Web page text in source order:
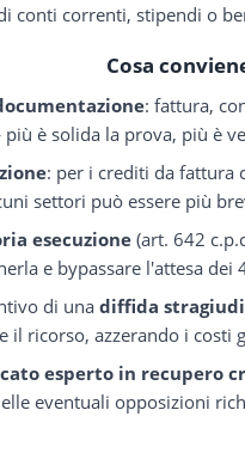
conti correnti, stipendi o
Cosa
: fattura,
è solida la prova, più è
: per i crediti da fattura
settori può essere più
esecuzione (art. 642
e bypassare l'attesa dei
di unadiffida
il ricorso, azzerando i costi
esperto in recupero
eventuali opposizioni